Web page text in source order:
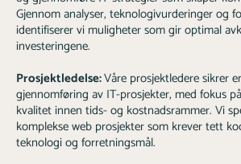
Gjennom analyser, teknologivurderinger og
identifiserer vi muligheter som gir optimal
investeringene.
Prosjektledelse:Våre prosjektledere sikrer
gjennomføring av IT-prosjekter, med fokus
kvalitet innen tids- og kostnadsrammer. Vi
komplekse web prosjekter som krever tett
teknologi og forretningsmål.